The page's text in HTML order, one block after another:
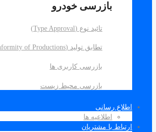
بازرسی خودرو
تائید نوع (Type Approval)
تطابق تولید (Conformity of Productions)
بازرسی کاربری ها
بازرسی محیط زیست
اطلاع رسانی
اطلاعیه ها
ارتباط با مشتریان